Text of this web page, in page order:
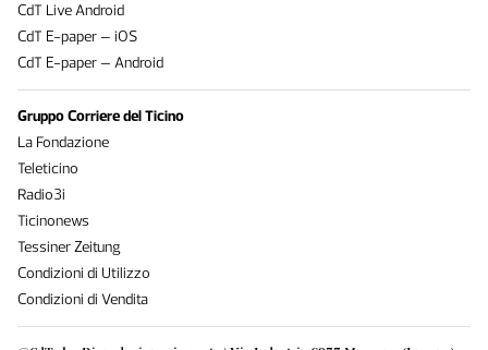
CdT Live Android
CdT E-paper – iOS
CdT E-paper – Android
Gruppo Corriere del Ticino
La Fondazione
Teleticino
Radio3i
Ticinonews
Tessiner Zeitung
Condizioni di Utilizzo
Condizioni di Vendita